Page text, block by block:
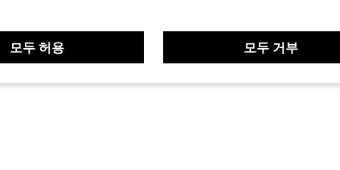
모두 허용 모두 거부